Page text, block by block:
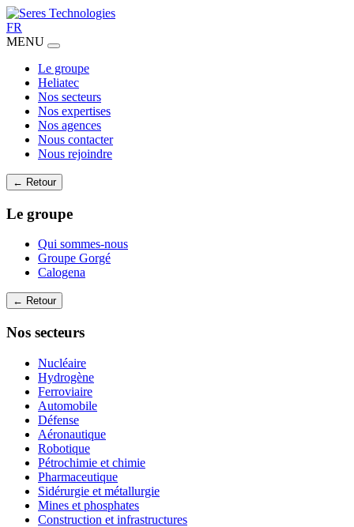
FR
MENU
Le groupe
Heliatec
Nos secteurs
Nos expertises
Nos agences
Nous contacter
Nous rejoindre
← Retour
Le groupe
Qui sommes-nous
Groupe Gorgé
Calogena
← Retour
Nos secteurs
Nucléaire
Hydrogène
Ferroviaire
Automobile
Défense
Aéronautique
Robotique
Pétrochimie et chimie
Pharmaceutique
Sidérurgie et métallurgie
Mines et phosphates
Construction et infrastructures